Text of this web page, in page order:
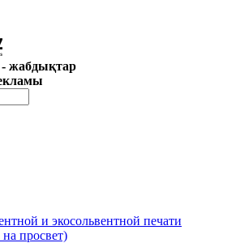
жабдықтар
и экосольвентной печати
просвет)